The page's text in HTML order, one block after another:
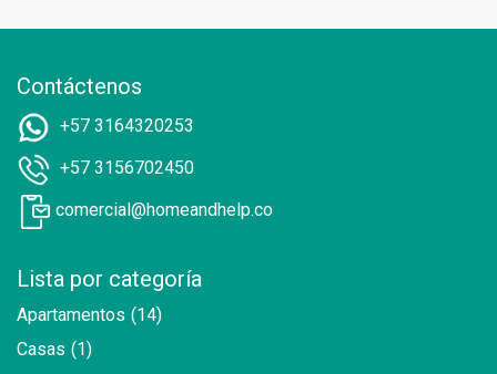
Contáctenos
+57 3164320253
+57 3156702450
comercial@homeandhelp.co
Lista por categoría
Apartamentos (14)
Casas (1)